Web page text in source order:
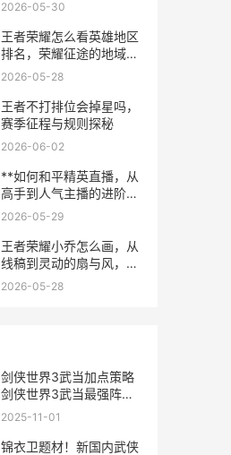
2026-05-30
王者荣耀怎么看英雄地区
排名，荣耀征途的地域勋
章
2026-05-28
王者不打排位会掉星吗，
赛季征程与规则探秘
2026-06-02
**如何和平精英直播，从
高手到人气主播的进阶之
路**
2026-05-29
王者荣耀小乔怎么画，从
线稿到灵动的扇与风，一
位资深玩家的绘制心路
2026-05-28
剑侠世界3武当加点策略
剑侠世界3武当最强阵容
推荐及推荐
2025-11-01
锦衣卫题材！新国内武侠